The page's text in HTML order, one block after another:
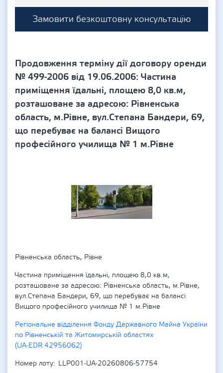
Замовити безкоштовну консультацію
Продовження терміну дії договору оренди
№ 499-2006 від 19.06.2006: Частина
приміщення їдальні, площею 8,0 кв.м,
розташоване за адресою: Рівненська
область, м.Рівне, вул.Степана Бандери, 69,
що перебуває на балансі Вищого
професійного училища № 1 м.Рівне
Рівненська область, Рівне
Частина приміщення їдальні, площею 8,0 кв.м,
розташоване за адресою: Рівненська область, м.Рівне,
вул.Степана Бандери, 69, що перебуває на балансі
Вищого професійного училища № 1 м.Рівне
Регіональне відділення Фонду Державного Майна України
по Рівненській та Житомирській областях
(UA-EDR 42956062)
Номер лоту
LLP001-UA-20260806-57754